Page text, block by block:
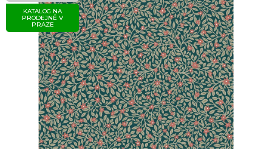
KATALOG NA
PRODEJNĚ V
PRAZE